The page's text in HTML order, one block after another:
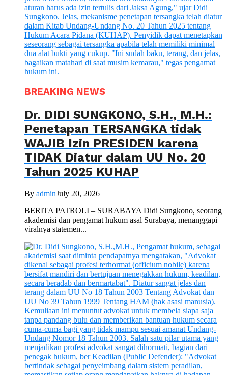
BREAKING NEWS
Dr. DIDI SUNGKONO, S.H., M.H.:
Penetapan TERSANGKA tidak
WAJIB Izin PRESIDEN karena
TIDAK Diatur dalam UU No. 20
Tahun 2025 KUHAP
By adminJuly 20, 2026
BERITA PATROLI – SURABAYA Didi Sungkono, seorang
akademisi dan pengamat hukum asal Surabaya, menanggapi
viralnya statemen...